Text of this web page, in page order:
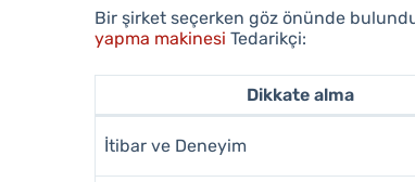
Bir şirket seçerken göz önünde
yapma makinesi Tedarikçi:
Dikkate alma
İtibar ve Deneyim